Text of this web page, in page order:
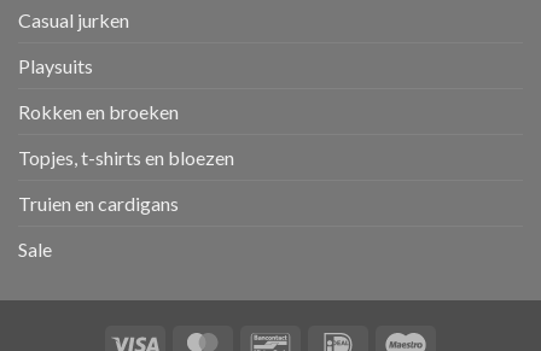
Casual jurken
Playsuits
Rokken en broeken
Topjes, t-shirts en bloezen
Truien en cardigans
Sale
Visa MasterCardBancontactIDeal